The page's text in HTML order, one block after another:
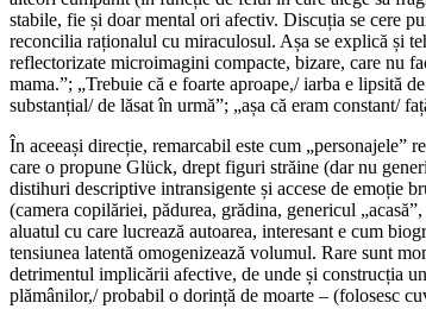
stabile, fie și doar mental ori afectiv. Discuția se cere
reconcilia raționalul cu miraculosul. Așa se explică și
reflectorizate microimagini compacte, bizare, care nu
mama.”; „Trebuie că e foarte aproape,/ iarba e lipsită
substanțial/ de lăsat în urmă”; „așa că eram constant/
În aceeași direcție, remarcabil este cum „personajele”
care o propune Glück, drept figuri străine (dar nu
distihuri descriptive intransigente și accese de emoție
(camera copilăriei, pădurea, grădina, genericul
aluatul cu care lucrează autoarea, interesant e cum
tensiunea latentă omogenizează volumul. Rare sunt
detrimentul implicării afective, de unde și construcția
plămânilor,/ probabil o dorință de moarte – (folosesc